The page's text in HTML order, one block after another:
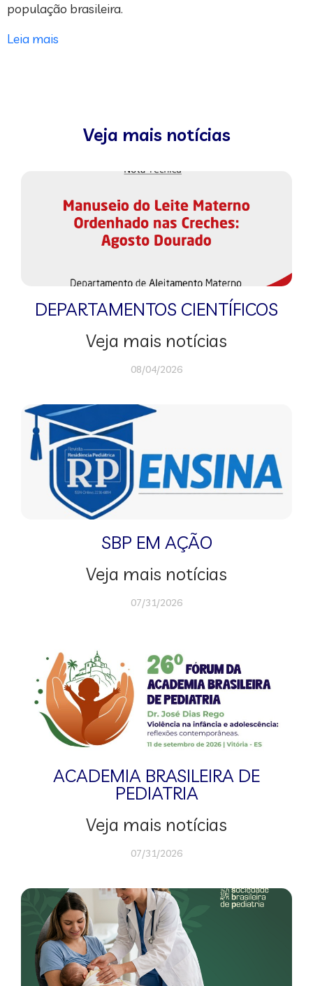
população brasileira.
Leia mais
Veja mais notícias
DEPARTAMENTOS CIENTÍFICOS
Veja mais notícias
08/04/2026
SBP EM AÇÃO
Veja mais notícias
07/31/2026
ACADEMIA BRASILEIRA DE
PEDIATRIA
Veja mais notícias
07/31/2026